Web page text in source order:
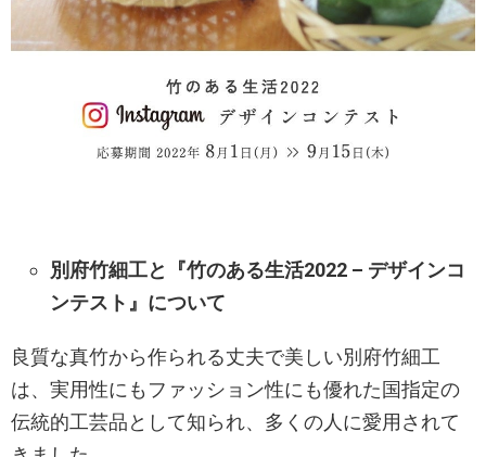
別府竹細工と『竹のある生活2022 – デザインコ
ンテスト』について
良質な真竹から作られる丈夫で美しい別府竹細工
は、実用性にもファッション性にも優れた国指定の
伝統的工芸品として知られ、多くの人に愛用されて